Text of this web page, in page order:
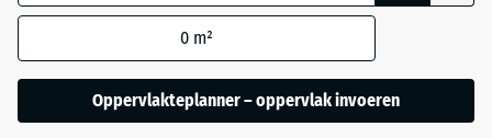
50
cm
0 m²
Oppervlakteplanner – oppervlak invoeren